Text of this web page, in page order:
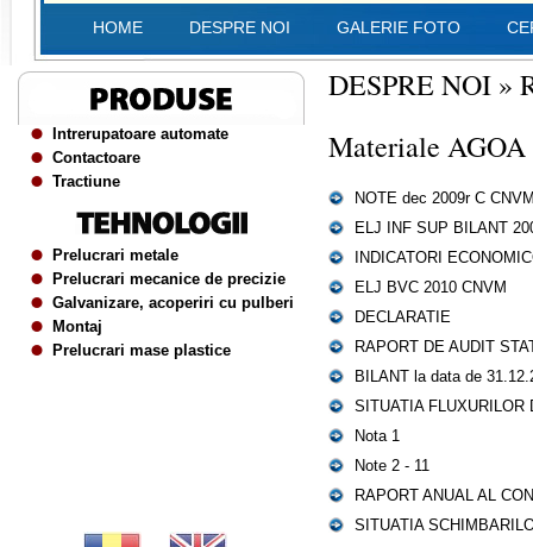
HOME DESPRE NOI GALERIE FOTO
Intrerupatoare automate
Contactoare
Tractiune
Prelucrari metale
Prelucrari mecanice de precizie
Galvanizare, acoperiri cu pulberi
Montaj
Prelucrari mase plastice
DESPRE NOI»
Materiale AGOA
NOTE dec 2009r C
ELJ INF SUP BILANT
INDICATORI
ELJ BVC 2010 CNVM
DECLARATIE
RAPORT DE AUDIT
BILANT la data de
SITUATIA FLUXURILOR
Nota 1
Note 2 - 11
RAPORT ANUAL AL
SITUATIA